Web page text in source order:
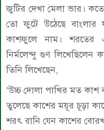
জুটির দেখা মেলা ভার।
তো ফুটে উঠেছে
কাশফুলে নাম। শরতের
নির্মলেন্দু গুণ লিখেছিলেন
তিনি লিখেছেন,
‘উচ্চ দোলা পাখির মত
তুলেছে কাশের ময়ূর চূড়া
শরৎ রানি যেন কাশের